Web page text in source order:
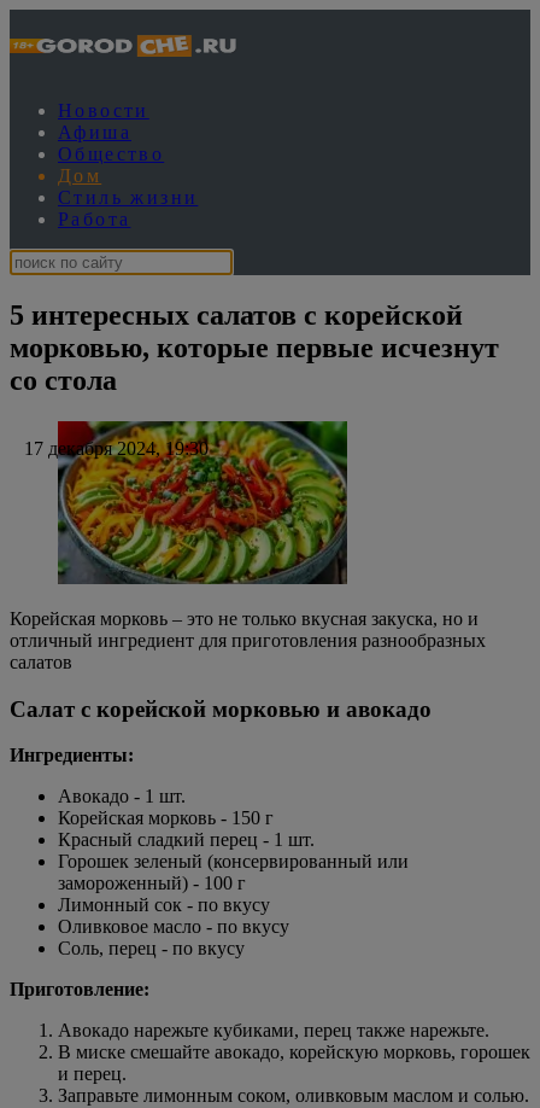
Новости
Афиша
Общество
Дом
Стиль жизни
Работа
5 интересных салатов с корейской
морковью, которые первые исчезнут
со стола
17 декабря 2024, 19:30
Корейская морковь – это не только вкусная закуска, но и
отличный ингредиент для приготовления разнообразных
салатов
Салат с корейской морковью и авокадо
Ингредиенты:
Авокадо - 1 шт.
Корейская морковь - 150 г
Красный сладкий перец - 1 шт.
Горошек зеленый (консервированный или
замороженный) - 100 г
Лимонный сок - по вкусу
Оливковое масло - по вкусу
Соль, перец - по вкусу
Приготовление:
Авокадо нарежьте кубиками, перец также нарежьте.
В миске смешайте авокадо, корейскую морковь, горошек
и перец.
Заправьте лимонным соком, оливковым маслом и солью.